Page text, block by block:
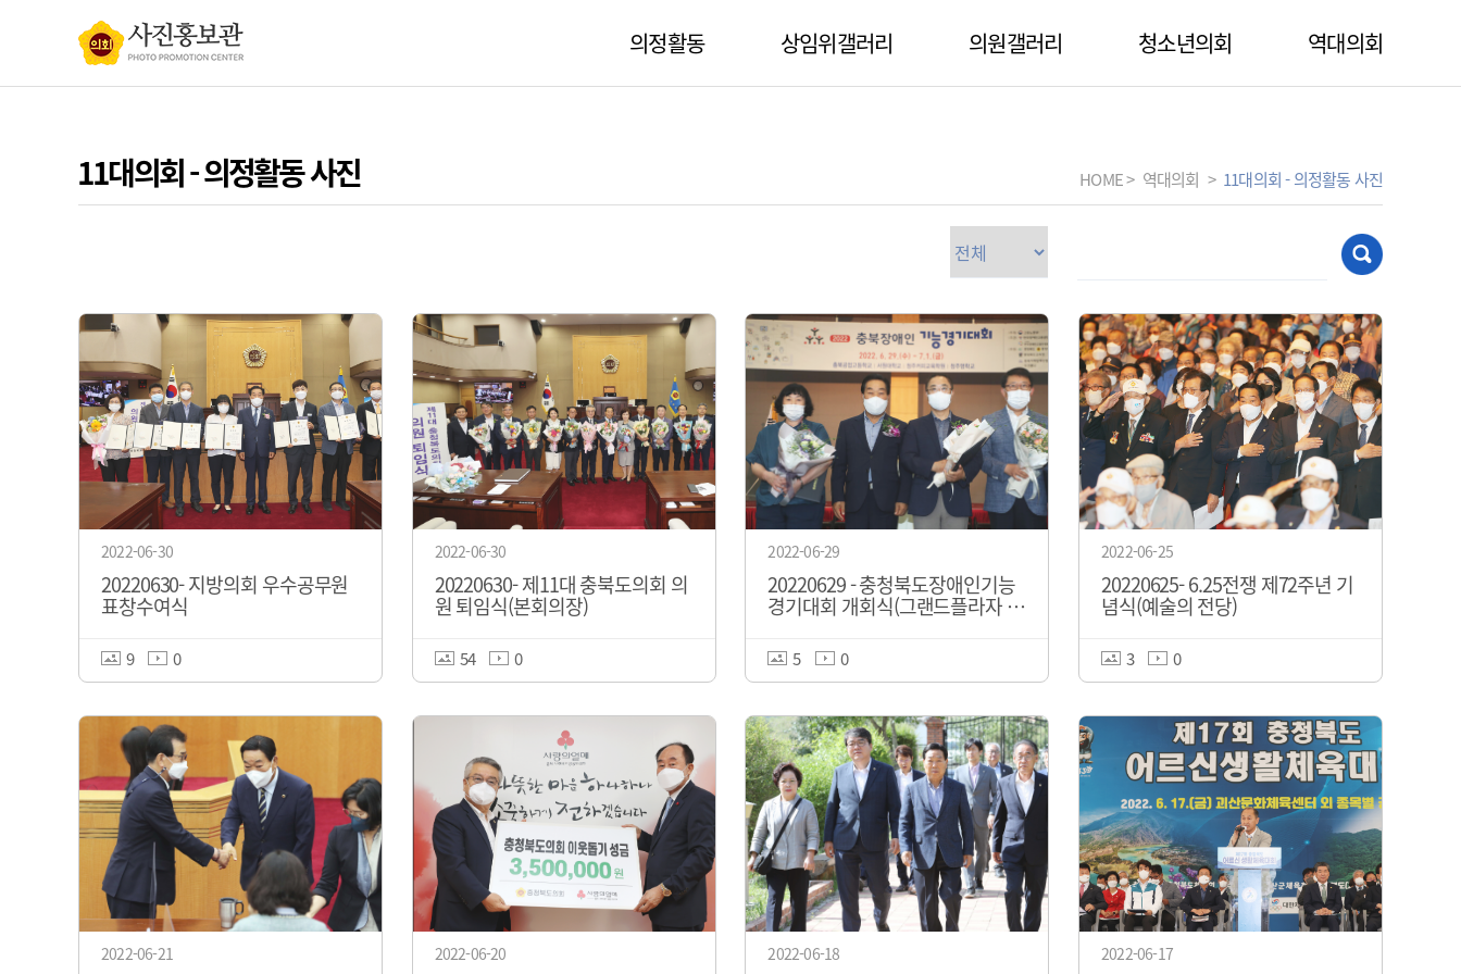
의정활동 상임위갤러리 의원갤러리 청소년의회 역대의회
11대의회 - 의정활동 사진 HOME> 역대의회 > 11대의회 - 의정활동 사진
2022-06-30
20220630- 지방의회 우수공무원
표창수여식
9 0
2022-06-30
20220630- 제11대 충북도의회 의
원 퇴임식(본회의장)
54 0
2022-06-29
20220629 - 충청북도장애인기능
경기대회 개회식(그랜드플라자 청
5 0
2022-06-25
20220625- 6.25전쟁 제72주년 기
념식(예술의 전당)
3 0
2022-06-21 2022-06-20 2022-06-18 2022-06-17